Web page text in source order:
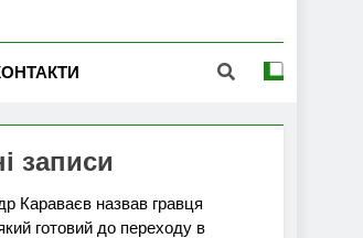
записи
Караваєв назвав гравця
готовий до переходу в